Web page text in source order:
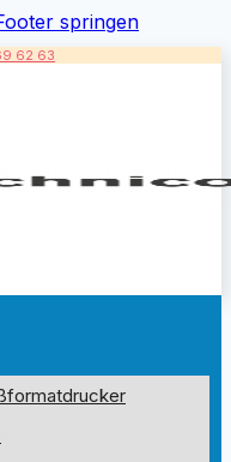
springen
62 63